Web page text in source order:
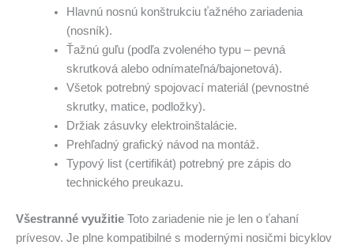
Hlavnú nosnú konštrukciu ťažného zariadenia
(nosník).
Ťažnú guľu (podľa zvoleného typu – pevná
skrutková alebo odnímateľná/bajonetová).
Všetok potrebný spojovací materiál (pevnostné
skrutky, matice, podložky).
Držiak zásuvky elektroinštalácie.
Prehľadný grafický návod na montáž.
Typový list (certifikát) potrebný pre zápis do
technického preukazu.
Všestranné využitie Toto zariadenie nie je len o ťahaní
prívesov. Je plne kompatibilné s modernými nosičmi bicyklov